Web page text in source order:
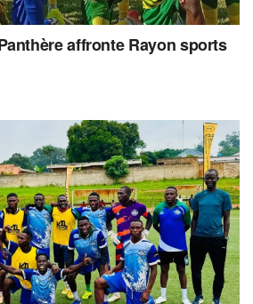
affronte Rayon sports